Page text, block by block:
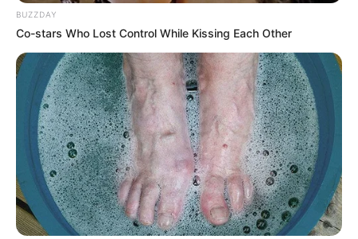
INSPIRASI
Viral Gerombolan Pesut
Mahakam, Berikut Fakta Si
Lumba-lumba Air Tawar yang
Terancam Punah
BUZZDAY
Co-stars Who Lost Control While Kissing Each Other